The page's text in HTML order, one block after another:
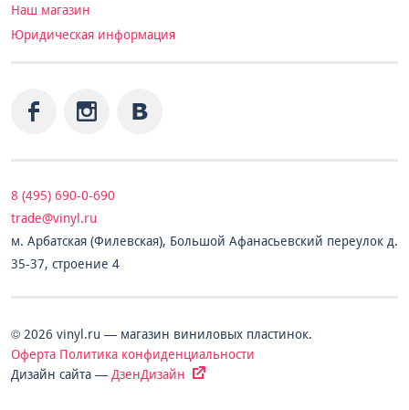
Наш магазин
Юридическая информация
8 (495) 690-0-690
trade@vinyl.ru
м. Арбатская (Филевская), Большой Афанасьевский переулок д.
35-37, строение 4
© 2026 vinyl.ru — магазин виниловых пластинок.
Оферта Политика конфиденциальности
Дизайн сайта — ДзенДизайн